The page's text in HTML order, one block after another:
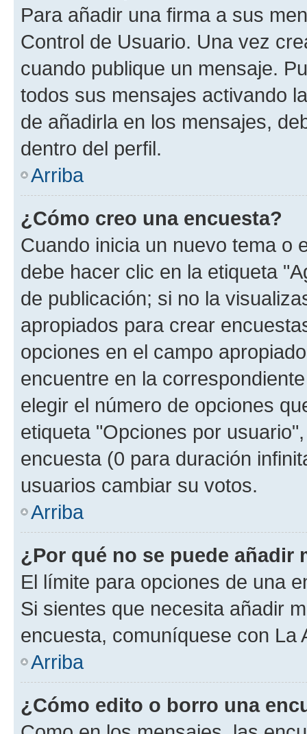
Para añadir una firma a sus
Control de Usuario. Una vez
cuando publique un mensaje.
todos sus mensajes activando
de añadirla en los mensajes,
dentro del perfil.
Arriba
¿Cómo creo una encuesta?
Cuando inicia un nuevo tema o
debe hacer clic en la etiqueta
de publicación; si no la
apropiados para crear
opciones en el campo
encuentre en la
elegir el número de opciones
etiqueta "Opciones por
encuesta (0 para duración
usuarios cambiar su votos.
Arriba
¿Por qué no se puede añadir
El límite para opciones de una
Si sientes que necesita añadir
encuesta, comuníquese con La
Arriba
¿Cómo edito o borro una